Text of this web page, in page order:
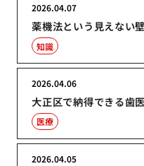
薬機法という見えない
2026.04.07
知識
大正区で納得できる歯
2026.04.06
医療
2026.04.05